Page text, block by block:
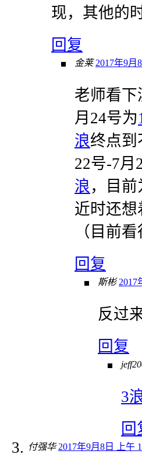
现，其他的
回复
金莱 2017年9月
老师看下
月24号为
浪终点到
22号-7月
浪 ，目前
近时还
（目前
回复
斯彬 2017
反过
回复
3
回
付强华 2017年9月8日 上午